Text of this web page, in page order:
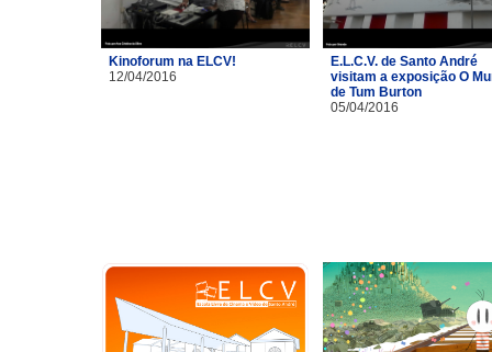
Kinoforum na ELCV!
12/04/2016
E.L.C.V. de Santo André
visitam a exposição O
de Tum Burton
05/04/2016